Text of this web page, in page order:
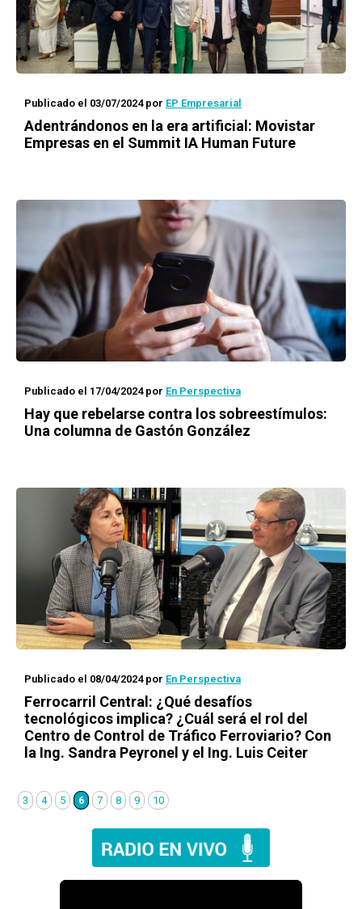
Publicado el 03/07/2024por EP Empresarial
Adentrándonos en la era artificial: Movistar
Empresas en el Summit IA Human Future
Publicado el 17/04/2024por En Perspectiva
Hay que rebelarse contra los sobreestímulos:
Una columna de Gastón González
Publicado el 08/04/2024por En Perspectiva
Ferrocarril Central: ¿Qué desafíos
tecnológicos implica? ¿Cuál será el rol del
Centro de Control de Tráfico Ferroviario? Con
la Ing. Sandra Peyronel y el Ing. Luis Ceiter
3 4 5 6 7 8 9 10